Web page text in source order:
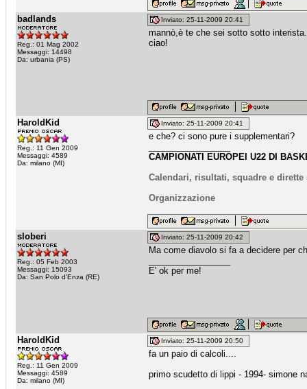
badlands
Reg.: 01 Mag 2002
Messaggi: 14498
Da: urbania (PS)
Inviato: 25-11-2009 20:41
mannò,è te che sei sotto sotto
ciao!
HaroldKid
Reg.: 11 Gen 2009
Messaggi: 4589
Da: milano (MI)
Inviato: 25-11-2009 20:41
e che? ci sono pure i supplementari?
CAMPIONATI EUROPEI U22 DI
Calendari, risultati, squadre e dirette
Organizzazione
sloberi
Reg.: 05 Feb 2003
Messaggi: 15093
Da: San Polo d'Enza (RE)
Inviato: 25-11-2009 20:42
Ma come diavolo si fa a decidere per
E' ok per me!
HaroldKid
Reg.: 11 Gen 2009
Messaggi: 4589
Da: milano (MI)
Inviato: 25-11-2009 20:50
fa un paio di calcoli....
primo scudetto di lippi - 1994- simone